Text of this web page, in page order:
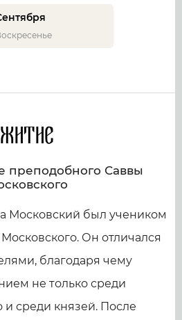
Житие
преподобного Саввы
Московский был учеником
Он отличался
благодаря чему
не только среди
и среди князей. После